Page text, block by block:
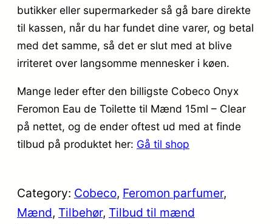
butikker eller supermarkeder så gå bare direkte
til kassen, når du har fundet dine varer, og betal
med det samme, så det er slut med at blive
irriteret over langsomme mennesker i køen.
Mange leder efter den billigste Cobeco Onyx
Feromon Eau de Toilette til Mænd 15ml – Clear
på nettet, og de ender oftest ud med at finde
tilbud på produktet her: Gå til shop
Category: Cobeco, Feromon parfumer
Mænd, Tilbehør, Tilbud til mænd